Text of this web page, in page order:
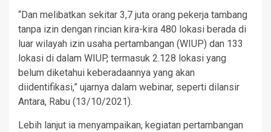
“Dan melibatkan sekitar 3,7 juta orang pekerja tambang
tanpa izin dengan rincian kira-kira 480 lokasi berada di
luar wilayah izin usaha pertambangan (WIUP) dan 133
lokasi di dalam WIUP, termasuk 2.128 lokasi yang
belum diketahui keberadaannya yang akan
diidentifikasi,” ujarnya dalam webinar, seperti dilansir
Antara, Rabu (13/10/2021).
Lebih lanjut ia menyampaikan, kegiatan pertambangan